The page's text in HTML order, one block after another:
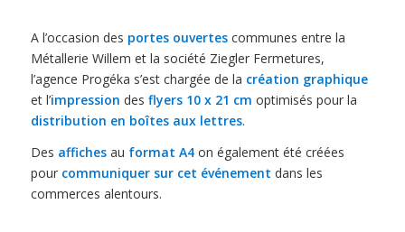
A l’occasion des portes ouvertescommunes entre la
Métallerie Willem et la société Ziegler Fermetures,
l’agence Progéka s’est chargée de la création graphique
et l’impression des flyers 10 x 21 cm optimisés pour la
distribution en boîtes aux lettres.
Des affiches au format A4on également été créées
pour communiquer sur cet événement dans les
commerces alentours.